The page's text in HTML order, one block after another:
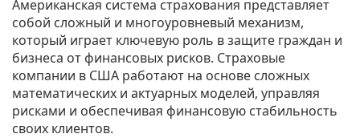
Американская система страхования представляет
собой сложный и многоуровневый механизм,
который играет ключевую роль в защите граждан и
бизнеса от финансовых рисков. Страховые
компании в США работают на основе сложных
математических и актуарных моделей, управляя
рисками и обеспечивая финансовую стабильность
своих клиентов.